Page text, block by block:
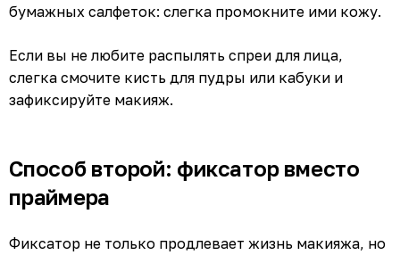
бумажных салфеток: слегка промокните ими кожу.
Если вы не любите распылять спреи для лица,
слегка смочите кисть для пудры или кабуки и
зафиксируйте макияж.
Способ второй: фиксатор вместо
праймера
Фиксатор не только продлевает жизнь макияжа, но